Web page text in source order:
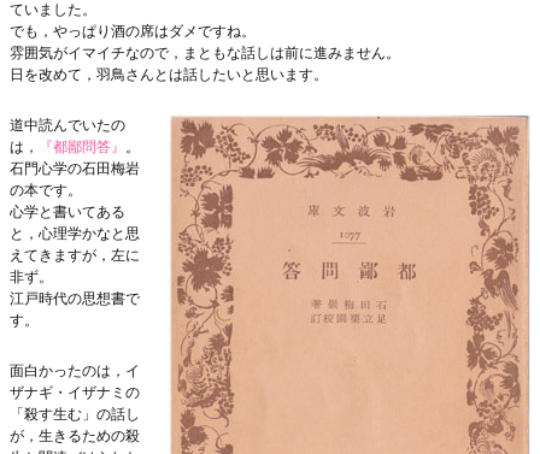
ていました。
でも，やっぱり酒の席はダメですね。
雰囲気がイマイチなので，まともな話しは前に進みません。
日を改めて，羽鳥さんとは話したいと思います。
道中読んでいたの
は，
『都鄙問答』 。
石門心学の石田梅岩
の本です。
心学と書いてある
と，心理学かなと思
えてきますが，左に
非ず。
江戸時代の思想書で
す。
面白かったのは，イ
ザナギ・イザナミの
「殺す生む」の話し
が，生きるための殺